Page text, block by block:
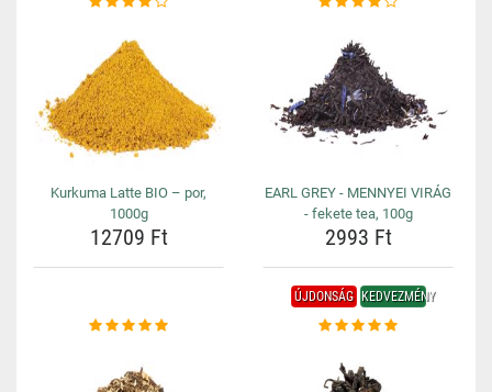
Kurkuma Latte BIO – por,
1000g
12709 Ft
EARL GREY - MENNYEI VIRÁG
- fekete tea, 100g
2993 Ft
ÚJDONSÁG KEDVEZMÉNY